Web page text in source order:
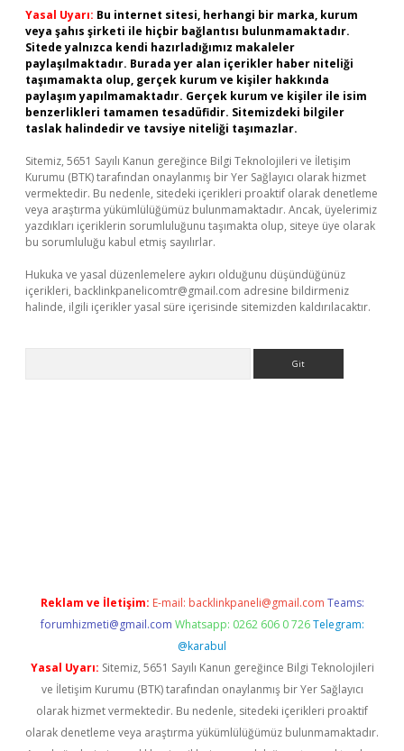
Yasal Uyarı: Bu internet sitesi, herhangi bir marka, kurum
veya şahıs şirketi ile hiçbir bağlantısı bulunmamaktadır.
Sitede yalnızca kendi hazırladığımız makaleler
paylaşılmaktadır. Burada yer alan içerikler haber niteliği
taşımamakta olup, gerçek kurum ve kişiler hakkında
paylaşım yapılmamaktadır. Gerçek kurum ve kişiler ile isim
benzerlikleri tamamen tesadüfidir. Sitemizdeki bilgiler
taslak halindedir ve tavsiye niteliği taşımazlar.
Sitemiz, 5651 Sayılı Kanun gereğince Bilgi Teknolojileri ve İletişim
Kurumu (BTK) tarafından onaylanmış bir Yer Sağlayıcı olarak hizmet
vermektedir. Bu nedenle, sitedeki içerikleri proaktif olarak denetleme
veya araştırma yükümlülüğümüz bulunmamaktadır. Ancak, üyelerimiz
yazdıkları içeriklerin sorumluluğunu taşımakta olup, siteye üye olarak
bu sorumluluğu kabul etmiş sayılırlar.
Hukuka ve yasal düzenlemelere aykırı olduğunu düşündüğünüz
içerikleri, backlinkpanelicomtr@gmail.com adresine bildirmeniz
halinde, ilgili içerikler yasal süre içerisinde sitemizden kaldırılacaktır.
Reklam ve İletişim: E-mail: backlinkpaneli@gmail.com Teams:
forumhizmeti@gmail.com Whatsapp: 0262 606 0 726 Telegram:
@karabul
Yasal Uyarı: Sitemiz, 5651 Sayılı Kanun gereğince Bilgi Teknolojileri
ve İletişim Kurumu (BTK) tarafından onaylanmış bir Yer Sağlayıcı
olarak hizmet vermektedir. Bu nedenle, sitedeki içerikleri proaktif
olarak denetleme veya araştırma yükümlülüğümüz bulunmamaktadır.